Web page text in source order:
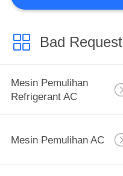
Bad Request
Mesin Pemulihan
Refrigerant AC
Mesin Pemulihan AC